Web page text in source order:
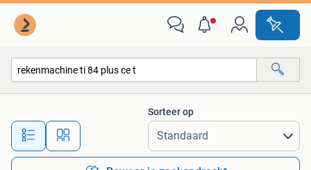
Alle afstanden…
Sorteer op